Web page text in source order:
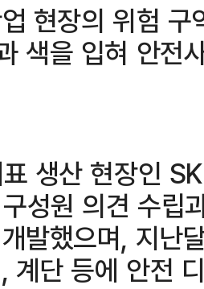
현장의 위험
색을 입혀 안전
생산 현장인
성원 의견 수립
발했으며, 지난
계단 등에 안전